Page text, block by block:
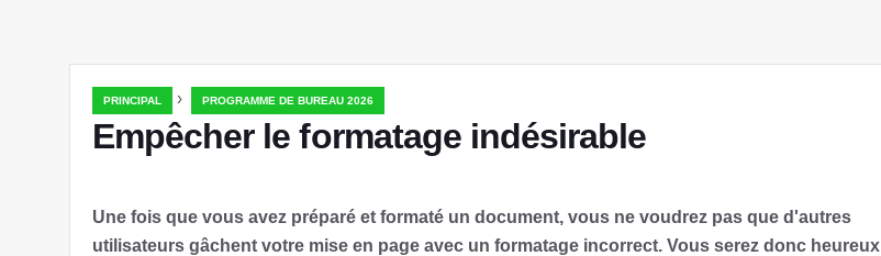
PRINCIPAL › PROGRAMME DE BUREAU 2026
Empêcher le formatage indésirable
Une fois que vous avez préparé et formaté un document, vous ne voudrez pas que d'autres
utilisateurs gâchent votre mise en page avec un formatage incorrect. Vous serez donc heureux